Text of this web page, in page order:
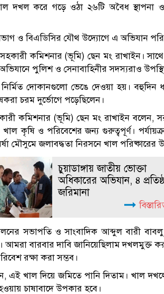
দখল করে গড়ে ওঠা ২৬টি অবৈধ স্থাপনা
ও বিএডিসির যৌথ উদ্যোগে এ অভিযান
কমিশনার (ভূমি) ছেন মং রাখাইন।
পুলিশ ও সেনাবাহিনীর সদস্যরাও
দোকানগুলো ভেঙে দেওয়া হয়। বহুদিন
চরম দুর্ভোগে পড়েছিলেন।
কমিশনার (ভূমি) ছেন মং রাখাইন বলেন,
খাল কৃষি ও পরিবেশের জন্য গুরুত্বপূর্ণ।
মৌসুমে জলাবদ্ধতা নিরসনে খাল পরিষ্কারের
চুয়াডাঙ্গায় জাতীয় ভোক্তা
অধিকারের অভিযান, ৪
জরিমানা
সভাপতি ও সাংবাদিক আব্দুল বারী বাবলু
আমরা বারবার দাবি জানিয়েছিলাম দখলমুক্ত
রক্ষা করা সম্ভব।
এই খাল দিয়ে জমিতে পানি দিতাম। খাল
চাষাবাদে উপকার হবে।